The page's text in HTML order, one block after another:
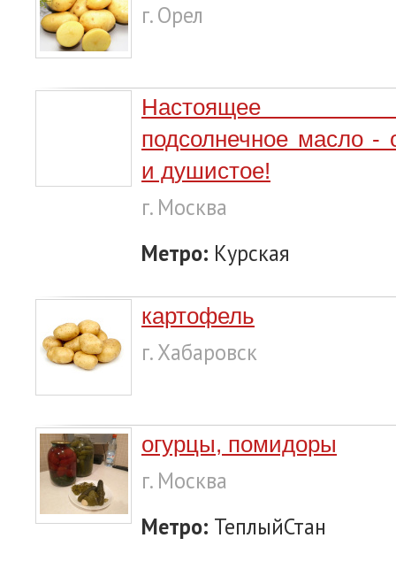
г. Орел
Настоящее
подсолнечное масло -
и душистое!
г. Москва
Метро: Курская
картофель
г. Хабаровск
огурцы, помидоры
г. Москва
Метро: ТеплыйСтан